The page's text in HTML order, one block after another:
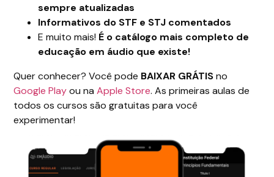
sempre atualizadas
Informativos do STF e STJ comentados
E muito mais! É o catálogo mais completo de
educação em áudio que existe!
Quer conhecer? Você pode BAIXAR GRÁTISno
Google Playou naApple Store. As primeiras aulas de
todos os cursos são gratuitas para você
experimentar!